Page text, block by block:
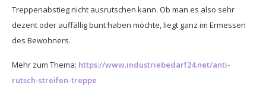
Treppenabstieg nicht ausrutschen kann. Ob man es also sehr
dezent oder auffällig bunt haben möchte, liegt ganz im Ermessen
des Bewohners.
Mehr zum Thema: https://www.industriebedarf24.net/anti-
rutsch-streifen-treppe